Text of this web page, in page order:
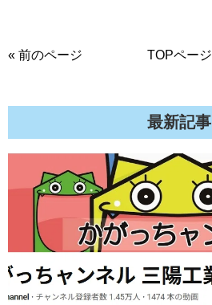
« 前のページ TOPページ
最新記事